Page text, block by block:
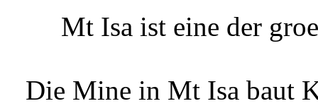
Mt Isa ist eine der
Die Mine in Mt Isa baut